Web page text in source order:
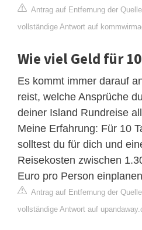
Antrag auf Entfernung der Quelle
vollständige Antwort auf
Wie viel Geld für
Es kommt immer darauf
reist, welche Ansprüche
deiner Island Rundreise
Meine Erfahrung: Für 10
solltest du für dich und
Reisekosten zwischen
Euro pro Person
Antrag auf Entfernung der Quelle
vollständige Antwort auf